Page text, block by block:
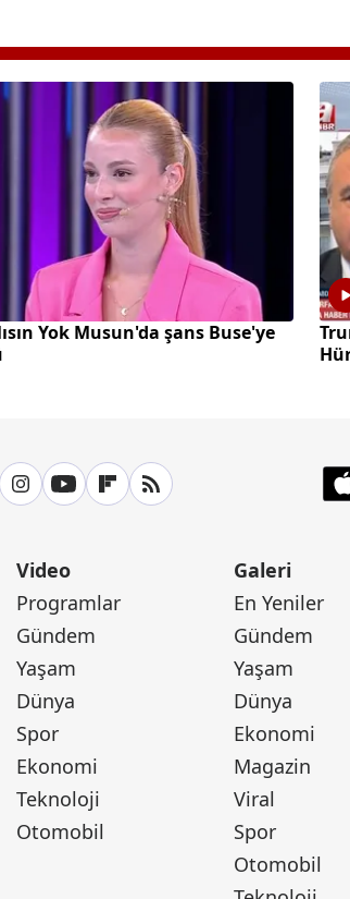
Yok Musun'da şans Buse'ye
Video
Programlar
Gündem
Yaşam
Dünya
Spor
Ekonomi
Teknoloji
Otomobil
Galeri
En Yeniler
Gündem
Yaşam
Dünya
Ekonomi
Magazin
Viral
Spor
Otomobil